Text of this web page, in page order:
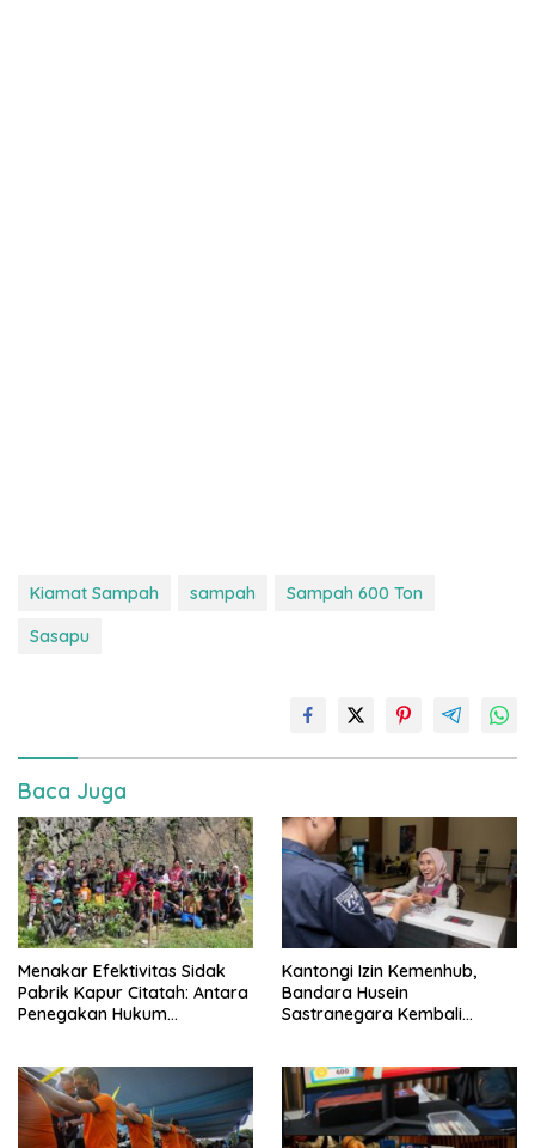
Kiamat Sampah sampah
Sampah 600 Ton
Sasapu
Baca Juga
Menakar Efektivitas Sidak
Pabrik Kapur Citatah: Antara
Penegakan Hukum
Warga
Kantongi Izin Kemenhub,
Bandara Husein
Sastranegara Kembali